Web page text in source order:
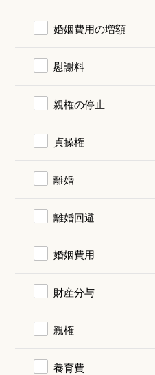
婚姻費用の増額
慰謝料
親権の停止
貞操権
離婚
離婚回避
婚姻費用
財産分与
親権
養育費